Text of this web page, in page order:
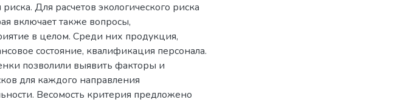
Для расчетов экологического риска
включает также вопросы,
в целом. Среди них продукция,
состояние, квалификация персонала.
позволили выявить факторы и
для каждого направления
Весомость критерия предложено